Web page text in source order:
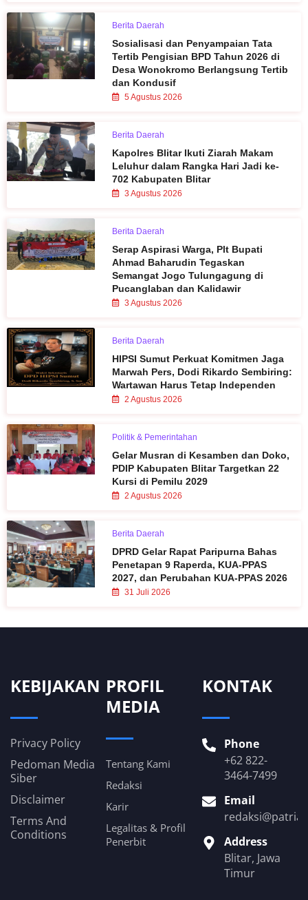
Berita Daerah
Sosialisasi dan Penyampaian Tata
Tertib Pengisian BPD Tahun 2026 di
Desa Wonokromo Berlangsung Tertib
dan Kondusif
5 Agustus 2026
Berita Daerah
Kapolres Blitar Ikuti Ziarah Makam
Leluhur dalam Rangka Hari Jadi ke-
702 Kabupaten Blitar
3 Agustus 2026
Berita Daerah
Serap Aspirasi Warga, Plt Bupati
Ahmad Baharudin Tegaskan
Semangat Jogo Tulungagung di
Pucanglaban dan Kalidawir
3 Agustus 2026
Berita Daerah
HIPSI Sumut Perkuat Komitmen Jaga
Marwah Pers, Dodi Rikardo Sembiring:
Wartawan Harus Tetap Independen
2 Agustus 2026
Politik & Pemerintahan
Gelar Musran di Kesamben dan Doko,
PDIP Kabupaten Blitar Targetkan 22
Kursi di Pemilu 2029
2 Agustus 2026
Berita Daerah
DPRD Gelar Rapat Paripurna Bahas
Penetapan 9 Raperda, KUA-PPAS
2027, dan Perubahan KUA-PPAS 2026
31 Juli 2026
KEBIJAKAN
Privacy Policy
Pedoman Media
Siber
Disclaimer
Terms And
Conditions
PROFIL
MEDIA
Tentang Kami
Redaksi
Karir
Legalitas & Profil
Penerbit
KONTAK
Phone
+62 822-
3464-7499
Email
Address
Blitar, Jawa
Timur